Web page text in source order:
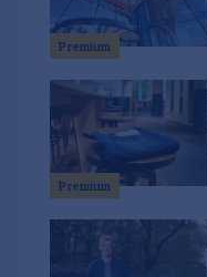
Premium
Premium